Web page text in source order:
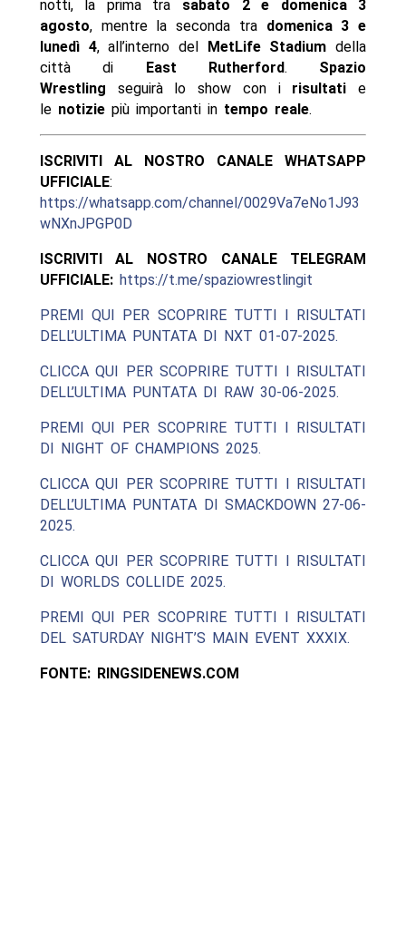
notti, la prima tra sabato 2 e domenica 3
agosto, mentre la seconda tra domenica 3 e
lunedì 4, all’interno del MetLife Stadium della
città di
East Rutherford. Spazio
Wrestling seguirà lo show con i risultati e
le notiziepiù importanti in tempo reale.
ISCRIVITI AL NOSTRO CANALE WHATSAPP
UFFICIALE:
https://whatsapp.com/channel/0029Va7eNo1J93
wNXnJPGP0D
ISCRIVITI AL NOSTRO CANALE TELEGRAM
UFFICIALE: https://t.me/spaziowrestlingit
PREMI QUI PER SCOPRIRE TUTTI I RISULTATI
DELL’ULTIMA PUNTATA DI NXT 01-07-2025.
CLICCA QUI PER SCOPRIRE TUTTI I RISULTATI
DELL’ULTIMA PUNTATA DI RAW 30-06-2025.
PREMI QUI PER SCOPRIRE TUTTI I RISULTATI
DI NIGHT OF CHAMPIONS 2025.
CLICCA QUI PER SCOPRIRE TUTTI I RISULTATI
DELL’ULTIMA PUNTATA DI SMACKDOWN 27-06-
2025.
CLICCA QUI PER SCOPRIRE TUTTI I RISULTATI
DI WORLDS COLLIDE 2025.
PREMI QUI PER SCOPRIRE TUTTI I RISULTATI
DEL SATURDAY NIGHT’S MAIN EVENT XXXIX.
FONTE: RINGSIDENEWS.COM